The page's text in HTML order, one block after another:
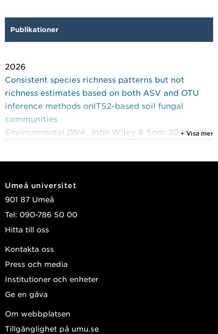
Publikationer
2026
Consistent species richness patterns but not
richness estimates based on both ASV and OTU
inference methods onITS2-based soil fungal
communities
Environmental DNA , John Wiley & Sons 2026, Vol.
Discovery of a genetic rescuer: a novel modifier
preventing insulitis and diabetes in Gimap5 mutant
BB rats
European Islet Study Group 2025: conference
Jönsson, Josefine; Faxius, Linda; Tångrot, Jeanette;
et al.
2025
Quantitative temporal analysis of pancreatic islet
+ Visa mer
Umeå universitet
901 87 Umeå
Tel: 090-786 50 00
Hitta till oss
Kontakta oss
Press och media
Institutioner och enheter
Ge en gåva
Om webbplatsen
Tillgänglighet på umu.se